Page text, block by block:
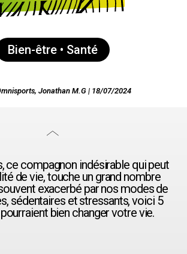
Bien-être • Santé
Jonathan M.G | 18/07/2024
ce compagnon indésirable qui peut
de vie, touche un grand nombre
exacerbé par nos modes de
sédentaires et stressants, voici 5
bien changer votre vie.